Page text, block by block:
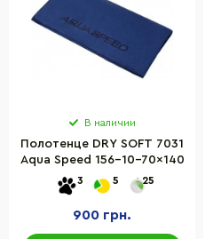
В наличии
Полотенце DRY SOFT 7031
Aqua Speed 156-10-70x140
3 5 25
900 грн.